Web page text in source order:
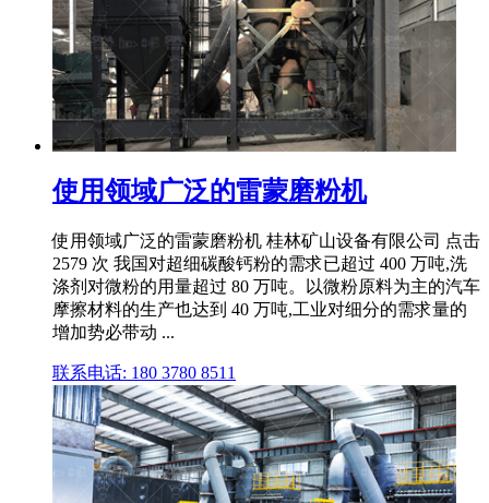
使用领域广泛的雷蒙磨粉机
使用领域广泛的雷蒙磨粉机 桂林矿山设备有限公司 点击
2579 次 我国对超细碳酸钙粉的需求已超过 400 万吨,洗
涤剂对微粉的用量超过 80 万吨。以微粉原料为主的汽车
摩擦材料的生产也达到 40 万吨,工业对细分的需求量的
增加势必带动 ...
联系电话: 180 3780 8511